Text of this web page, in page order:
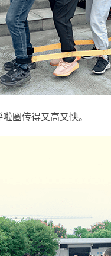
圈传得又高又快。